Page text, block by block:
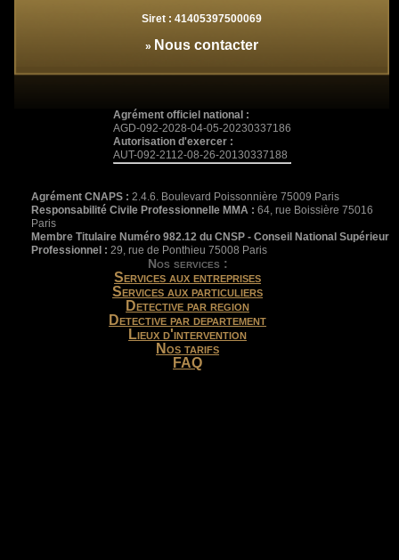
Siret : 41405397500069
» Nous contacter
Agrément officiel national :
AGD-092-2028-04-05-20230337186
Autorisation d'exercer :
AUT-092-2112-08-26-20130337188
Agrément CNAPS : 2.4.6. Boulevard Poissonnière 75009 Paris
Responsabilité Civile Professionnelle MMA : 64, rue Boissière 75016
Paris
Membre Titulaire Numéro 982.12 du CNSP - Conseil National Supérieur
Professionnel : 29, rue de Ponthieu 75008 Paris
Nos services :
Services aux entreprises
Services aux particuliers
Detective par region
Detective par departement
Lieux d'intervention
Nos tarifs
FAQ